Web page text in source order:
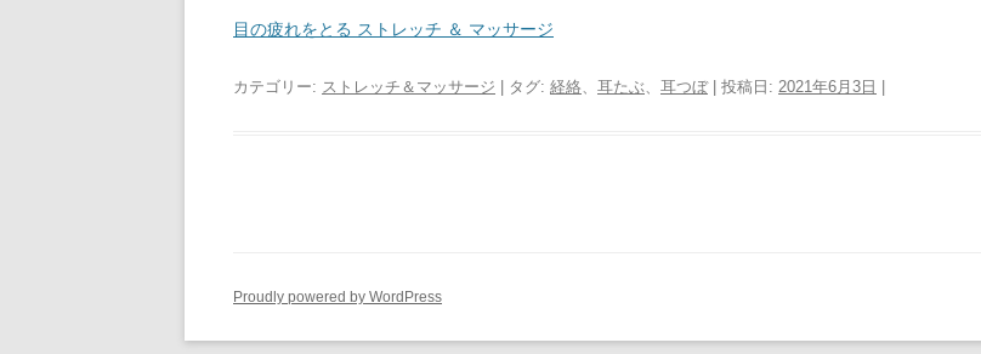
目の疲れをとる ストレッチ ＆ マッサージ
カテゴリー: ストレッチ＆マッサージ | タグ: 経絡、 耳たぶ、 耳つぼ| 投稿日: 2021年6月3日
Proudly powered by WordPress